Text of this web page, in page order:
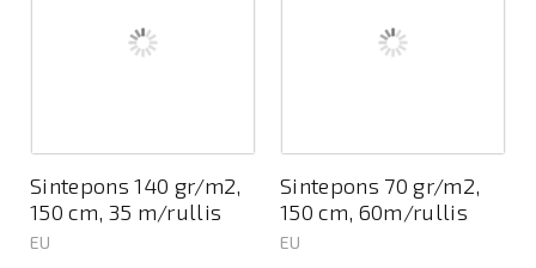
Sintepons 140 gr/m2,
150 cm, 35 m/rullis
EU
Sintepons 70 gr/m2,
150 cm, 60m/rullis
EU